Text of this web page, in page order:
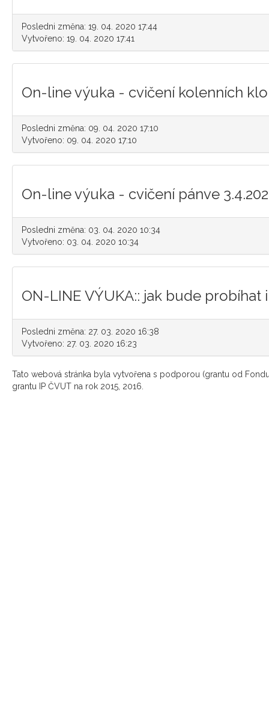
Posledni změna: 19. 04. 2020 17:44
Vytvořeno: 19. 04. 2020 17:41
On-line výuka - cvičení kolenních
Posledni změna: 09. 04. 2020 17:10
Vytvořeno: 09. 04. 2020 17:10
On-line výuka - cvičení pánve
Posledni změna: 03. 04. 2020 10:34
Vytvořeno: 03. 04. 2020 10:34
ON-LINE VÝUKA:: jak bude probíhat
Posledni změna: 27. 03. 2020 16:38
Vytvořeno: 27. 03. 2020 16:23
Tato webová stránka byla vytvořena s podporou (grantu od
grantu IP ČVUT na rok 2015, 2016.